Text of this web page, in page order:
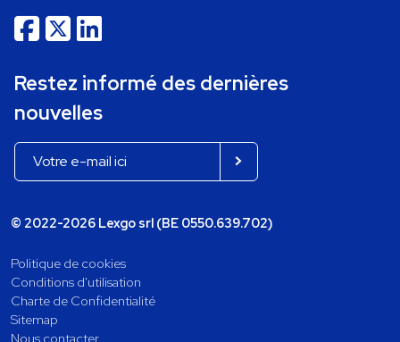
Restez informé des dernières
nouvelles
© 2022-2026 Lexgo srl (BE 0550.639.702)
Politique de cookies
Conditions d'utilisation
Charte de Confidentialité
Sitemap
Nous contacter